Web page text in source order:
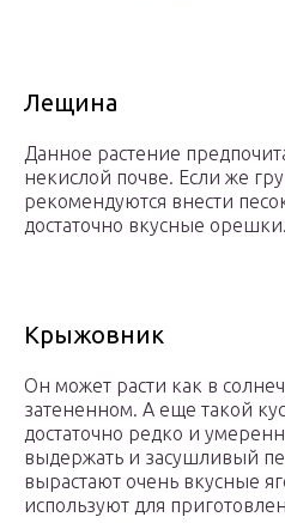
Лещина
Данное растение
некислой почве. Если же
рекомендуются внести
достаточно вкусные орешки.
Крыжовник
Он может расти как в
затененном. А еще такой
достаточно редко и
выдержать и засушливый
вырастают очень вкусные
используют для